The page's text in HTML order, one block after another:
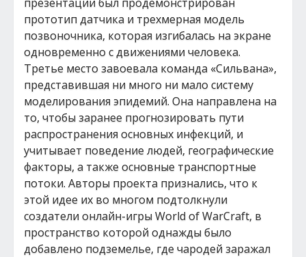
прототип датчика и трехмерная модель
позвоночника, которая изгибалась на экране
одновременно с движениями человека.
Третье место завоевала команда «Сильвана»,
представившая ни много ни мало систему
моделирования эпидемий. Она направлена на
то, чтобы заранее прогнозировать пути
распространения основных инфекций, и
учитывает поведение людей, географические
факторы, а также основные транспортные
потоки. Авторы проекта признались, что к
этой идее их во многом подтолкнули
создатели онлайн-игры World of WarCraft, в
пространство которой однажды было
добавлено подземелье, где чародей заражал